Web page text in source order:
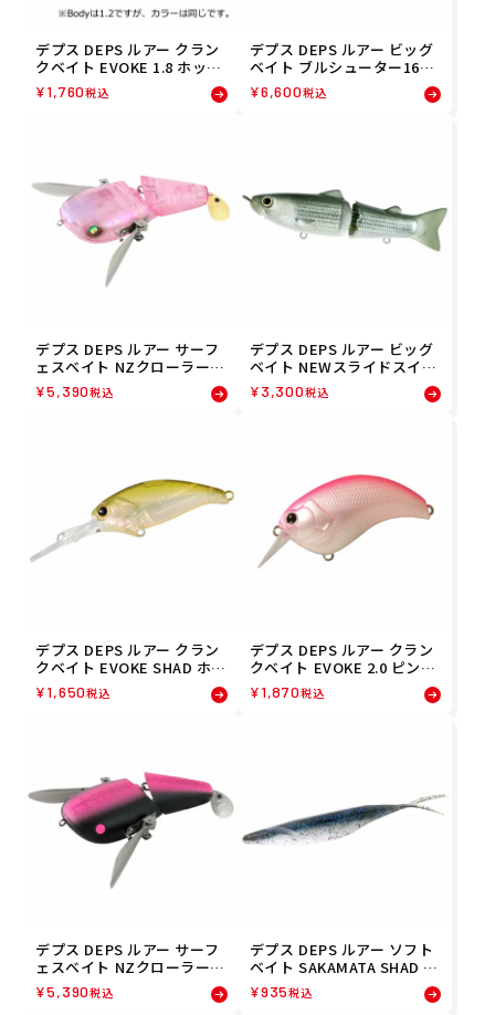
デプス DEPS ルアー クラン
クベイト EVOKE 1.8 ホット
タイガー(06) 45445652230
62 フィッシング 釣り
¥1,760税込
デプス DEPS ルアー ビッグ
ベイト ブルシューター160S
S ガラナシ(07) 4544565885
079 フィッシング 釣り
¥6,600税込
デプス DEPS ルアー サーフ
ェスベイト NZクローラーJr.
ピンクスケール(11) 454456
5034118 フィッシング 釣り
¥5,390税込
デプス DEPS ルアー ビッグ
ベイト NEWスライドスイマ
ー115 イナッコ(08) 454456
5099087 フィッシング 釣り
¥3,300税込
デプス DEPS ルアー クラン
クベイト EVOKE SHAD ホラ
イズンシャッド(06) 454456
5209066 フィッシング 釣り
¥1,650税込
デプス DEPS ルアー クラン
クベイト EVOKE 2.0 ピンク
バック(19) 4544565208199
フィッシング 釣り
¥1,870税込
デプス DEPS ルアー サーフ
ェスベイト NZクローラーJr.
ビジブルブラック(08) 4544
565034088 フィッシング 釣
¥5,390税込
デプス DEPS ルアー ソフト
ベイト SAKAMATA SHAD 8
エレクトリックシャッド(14
0) 4544565690406 フィッシ
¥935税込